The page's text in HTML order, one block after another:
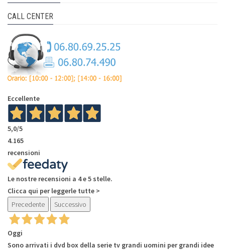
CALL CENTER
Eccellente
5,0/5
4.165
recensioni
Le nostre recensioni a 4 e 5 stelle.
Clicca qui per leggerle tutte >
Precedente
Successivo
Oggi
Sono arrivati i dvd box della serie tv grandi uomini per grandi idee